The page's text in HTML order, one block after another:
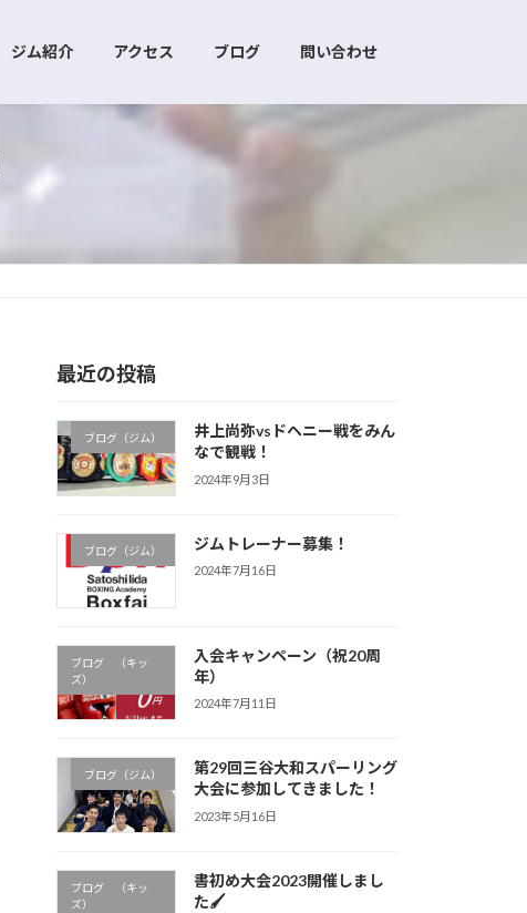
ジム紹介 アクセス ブログ 問い合わせ
最近の投稿
ブログ（ジム）
井上尚弥vsドヘニー戦をみん
なで観戦！
2024年9月3日
ブログ（ジム） ジムトレーナー募集！
2024年7月16日
ブログ （キッ
ズ）
入会キャンペーン（祝20周
年）
2024年7月11日
ブログ（ジム）
第29回三谷大和スパーリング
大会に参加してきました！
2023年5月16日
ブログ （キッ
ズ）
書初め大会2023開催しまし
た🖌